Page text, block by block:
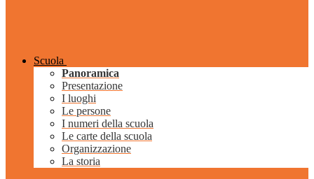
Scuola
Panoramica
Presentazione
I luoghi
Le persone
I numeri della scuola
Le carte della scuola
Organizzazione
La storia